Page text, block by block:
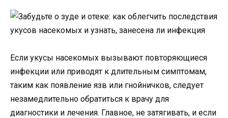
Если укусы насекомых вызывают повторяющиеся
инфекции или приводят к длительным симптомам,
таким как появление язв или гнойничков, следует
незамедлительно обратиться к врачу для
диагностики и лечения. Главное, не затягивать, и если